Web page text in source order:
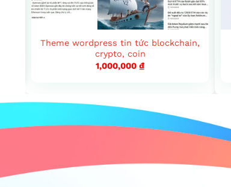
Theme wordpress tin tức blockchain,
crypto, coin
1,000,000 ₫